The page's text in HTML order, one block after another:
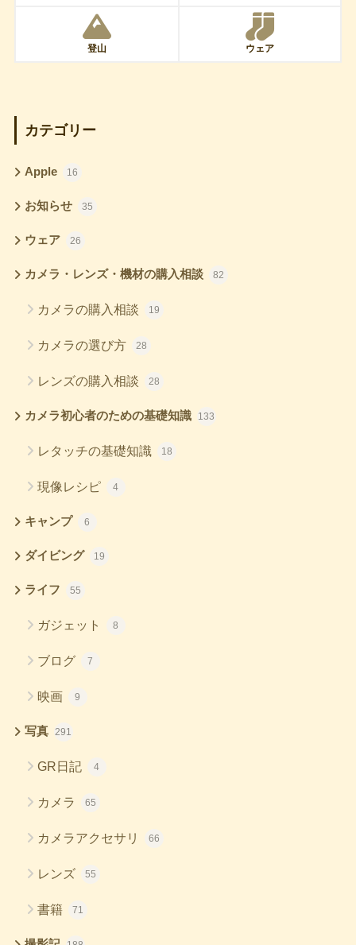
登山 ウェア
カテゴリー
Apple 16
お知らせ 35
ウェア 26
カメラ・レンズ・機材の購入相談 82
カメラの購入相談 19
カメラの選び方 28
レンズの購入相談 28
カメラ初心者のための基礎知識 133
レタッチの基礎知識 18
現像レシピ 4
キャンプ 6
ダイビング 19
ライフ 55
ガジェット 8
ブログ 7
映画 9
写真 291
GR日記 4
カメラ 65
カメラアクセサリ 66
レンズ 55
書籍 71